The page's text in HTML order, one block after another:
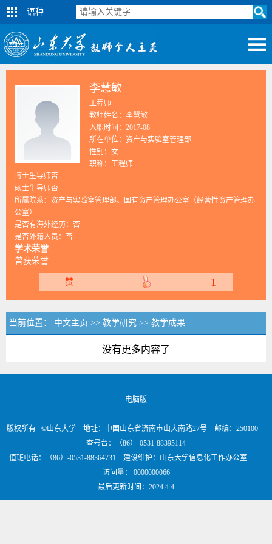
语种
李慧敏
工程师
教师姓名：李慧敏
入职时间：2017-08
所在单位：资产与实验室管理部
性别：女
职称：工程师
博士生导师否
硕士生导师否
所属院系：资产与实验室管理部、国有资产管理办公室（经营性资产管理办
公室）
是否有海外经历：否
是否外籍人员：否
学术荣誉
曾获荣誉
赞 1
当前位置： 中文主页 >> 教学研究 >> 教学成果
没有更多内容了
电脑版
版权所有 ©山东大学 地址：中国山东省济南市山大南路27号 邮编：250100
查号台：（86）-0531-88395114
值班电话：（86）-0531-88364731 建设维护：山东大学信息化工作办公室
访问量： 0000000066
最后更新时间： 2024.4.4